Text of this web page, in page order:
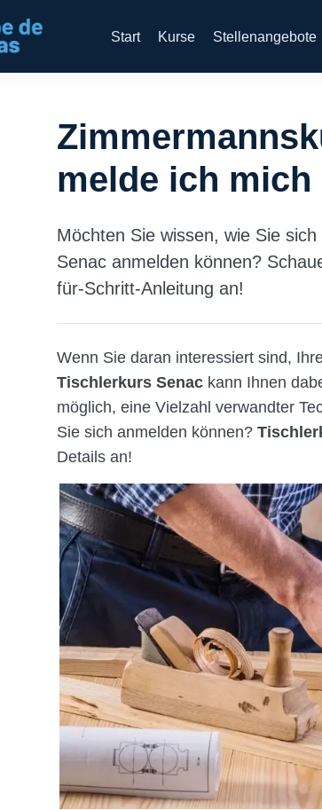
Start Kurse Stellenangebote
melde ich
Möchten Sie wissen, wie Sie
Senac anmelden können?
für-Schritt-Anleitung an!
Wenn Sie daran interessiert sind,
Tischlerkurs Senac kann Ihnen
möglich, eine Vielzahl verwandter
Sie sich anmelden können?
Details an!